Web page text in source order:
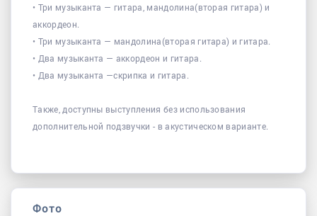
• Три музыканта — гитара, мандолина(вторая гитара) и
аккордеон.
• Три музыканта — мандолина(вторая гитара) и гитара.
• Два музыканта — аккордеон и гитара.
• Два музыканта —скрипка и гитара.
Также, доступны выступления без использования
дополнительной подзвучки - в акустическом варианте.
Фото